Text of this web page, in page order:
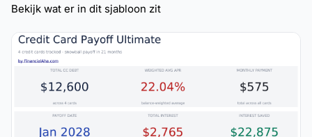
Bekijk wat er in dit sjabloon zit